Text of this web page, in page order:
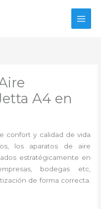
A4 en
confort y calidad de vida
los aparatos de aire
estratégicamente en
bodegas etc,
de forma correcta.